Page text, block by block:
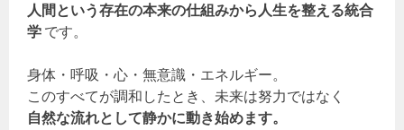
人間という存在の本来の仕組みから人生を整える統合
学 です。
身体・呼吸・心・無意識・エネルギー。
このすべてが調和したとき、未来は努力ではなく
自然な流れとして静かに動き始めます。